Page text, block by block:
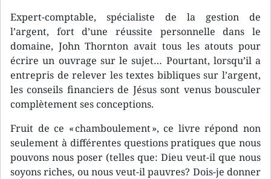
Expert-comptable, spécialiste de la gestion de
l’argent, fort d’une réussite personnelle dans le
domaine, John Thornton avait tous les atouts pour
écrire un ouvrage sur le sujet… Pourtant, lorsqu’il a
entrepris de relever les textes bibliques sur l’argent,
les conseils financiers de Jésus sont venus bousculer
complètement ses conceptions.
Fruit de ce « chamboulement », ce livre répond non
seulement à différentes questions pratiques que nous
pouvons nous poser (telles que: Dieu veut-il que nous
soyons riches, ou nous veut-il pauvres? Dois-je donner